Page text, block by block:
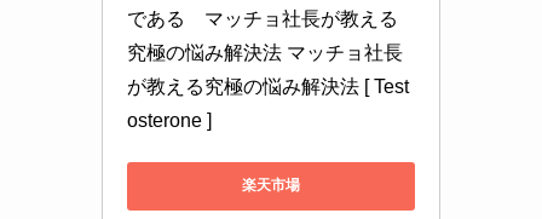
である　マッチョ社長が教える
究極の悩み解決法 マッチョ社長
が教える究極の悩み解決法 [ Test
osterone ]
楽天市場